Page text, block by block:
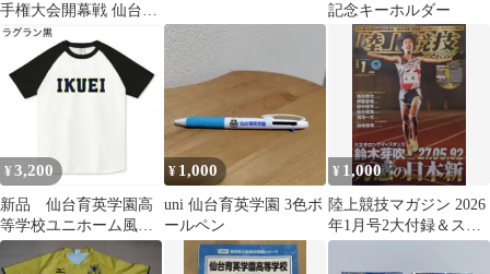
手権大会開幕戦 仙台育
英勝利 関連記事
記念キーホルダー
¥ 3,200
新品 仙台育英学園高
等学校ユニホーム風
Tシャツ
¥ 1,000
uni 仙台育英学園 3色ボ
ールペン
¥ 1,000
陸上競技マガジン 2026
年1月号2大付録＆スペ
シャルポスター付